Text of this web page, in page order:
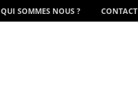
QUI SOMMES NOUS ? CONTACT